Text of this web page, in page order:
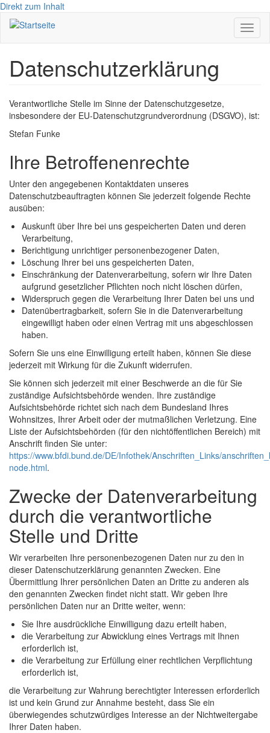
Direkt zum Inhalt
Datenschutzerklärung
Verantwortliche Stelle im Sinne der Datenschutzgesetze,
insbesondere der EU-Datenschutzgrundverordnung (DSGVO), ist:
Stefan Funke
Ihre Betroffenenrechte
Unter den angegebenen Kontaktdaten unseres
Datenschutzbeauftragten können Sie jederzeit folgende Rechte
ausüben:
Auskunft über Ihre bei uns gespeicherten Daten und deren
Verarbeitung,
Berichtigung unrichtiger personenbezogener Daten,
Löschung Ihrer bei uns gespeicherten Daten,
Einschränkung der Datenverarbeitung, sofern wir Ihre Daten
aufgrund gesetzlicher Pflichten noch nicht löschen dürfen,
Widerspruch gegen die Verarbeitung Ihrer Daten bei uns und
Datenübertragbarkeit, sofern Sie in die Datenverarbeitung
eingewilligt haben oder einen Vertrag mit uns abgeschlossen
haben.
Sofern Sie uns eine Einwilligung erteilt haben, können Sie diese
jederzeit mit Wirkung für die Zukunft widerrufen.
Sie können sich jederzeit mit einer Beschwerde an die für Sie
zuständige Aufsichtsbehörde wenden. Ihre zuständige
Aufsichtsbehörde richtet sich nach dem Bundesland Ihres
Wohnsitzes, Ihrer Arbeit oder der mutmaßlichen Verletzung. Eine
Liste der Aufsichtsbehörden (für den nichtöffentlichen Bereich) mit
Anschrift finden Sie unter:
https://www.bfdi.bund.de/DE/Infothek/Anschriften_Links/
node.html.
Zwecke der Datenverarbeitung
durch die verantwortliche
Stelle und Dritte
Wir verarbeiten Ihre personenbezogenen Daten nur zu den in
dieser Datenschutzerklärung genannten Zwecken. Eine
Übermittlung Ihrer persönlichen Daten an Dritte zu anderen als
den genannten Zwecken findet nicht statt. Wir geben Ihre
persönlichen Daten nur an Dritte weiter, wenn:
Sie Ihre ausdrückliche Einwilligung dazu erteilt haben,
die Verarbeitung zur Abwicklung eines Vertrags mit Ihnen
erforderlich ist,
die Verarbeitung zur Erfüllung einer rechtlichen Verpflichtung
erforderlich ist,
die Verarbeitung zur Wahrung berechtigter Interessen erforderlich
ist und kein Grund zur Annahme besteht, dass Sie ein
überwiegendes schutzwürdiges Interesse an der Nichtweitergabe
Ihrer Daten haben.